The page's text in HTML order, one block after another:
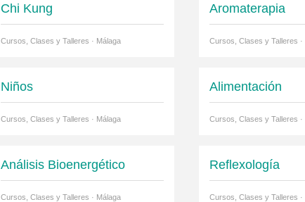
Chi Kung
Cursos, Clases y Talleres · Málaga
Aromaterapia
Cursos, Clases y Talleres ·
Niños
Cursos, Clases y Talleres · Málaga
Alimentación
Cursos, Clases y Talleres ·
Análisis Bioenergético
Cursos, Clases y Talleres · Málaga
Reflexología
Cursos, Clases y Talleres ·